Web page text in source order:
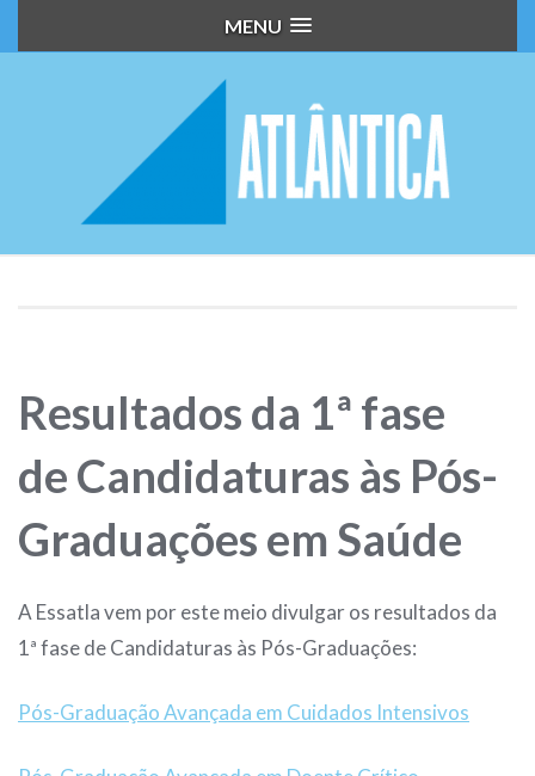
MENU
Resultados da 1ª fase
de Candidaturas às Pós-
Graduações em Saúde
A Essatla vem por este meio divulgar os resultados da
1ª fase de Candidaturas às Pós-Graduações:
Pós-Graduação Avançada em Cuidados Intensivos